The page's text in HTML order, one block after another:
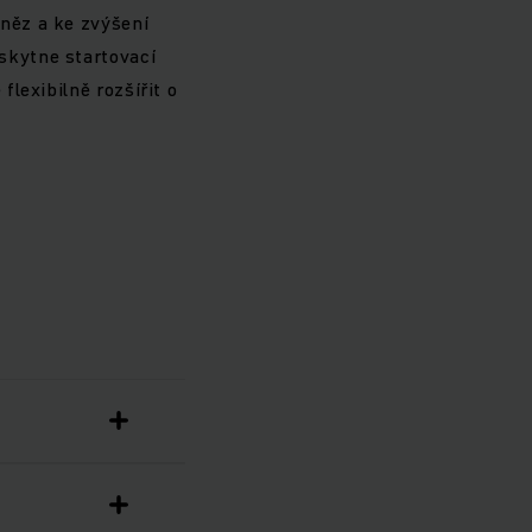
a ke zvýšení
startovací
flexibilně rozšířit o